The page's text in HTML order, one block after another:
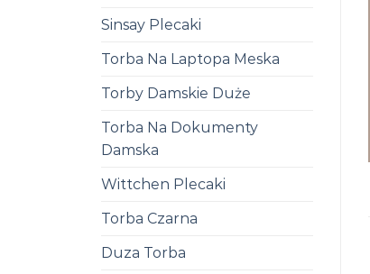
Sinsay Plecaki
Torba Na Laptopa Meska
Torby Damskie Duże
Torba Na Dokumenty
Damska
Wittchen Plecaki
Torba Czarna
Duza Torba